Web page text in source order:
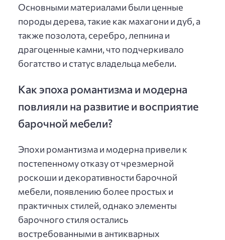
Основными материалами были ценные
породы дерева, такие как махагони и дуб, а
также позолота, серебро, лепнина и
драгоценные камни, что подчеркивало
богатство и статус владельца мебели.
Как эпоха романтизма и модерна
повлияли на развитие и восприятие
барочной мебели?
Эпохи романтизма и модерна привели к
постепенному отказу от чрезмерной
роскоши и декоративности барочной
мебели, появлению более простых и
практичных стилей, однако элементы
барочного стиля остались
востребованными в антикварных